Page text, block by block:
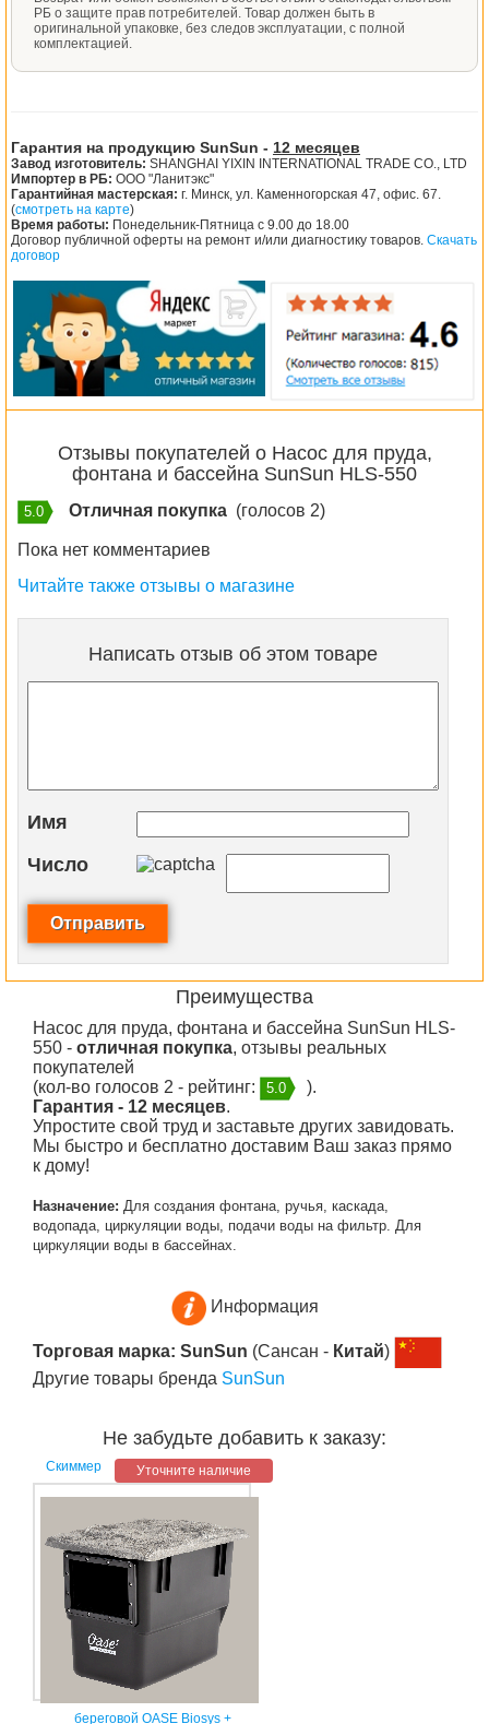
РБ о защите прав потребителей. Товар должен быть в
оригинальной упаковке, без следов эксплуатации, с полной
комплектацией.
Гарантия на продукцию SunSun - 12 месяцев
Завод изготовитель: SHANGHAI YIXIN INTERNATIONAL TRADE CO., LTD
Импортер в РБ: ООО "Ланитэкс"
Гарантийная мастерская: г. Минск, ул. Каменногорская 47, офис. 67.
(смотреть на карте)
Время работы: Понедельник-Пятница с 9.00 до 18.00
Договор публичной оферты на ремонт и/или диагностику товаров. Скачать
договор
Отзывы покупателей о Насос для пруда,
фонтана и бассейна SunSun HLS-550
5.0 Отличная покупка (голосов 2)
Пока нет комментариев
Читайте также отзывы о магазине
Написать отзыв об этом товаре
Имя
Число
Преимущества
Насос для пруда, фонтана и бассейна SunSun HLS-
550 - отличная покупка, отзывы реальных
покупателей
(кол-во голосов 2 - рейтинг:
5.0
).
Гарантия - 12 месяцев.
Упростите свой труд и заставьте других завидовать.
Мы быстро и бесплатно доставим Ваш заказ прямо
к дому!
Назначение: Для создания фонтана, ручья, каскада,
водопада, циркуляции воды, подачи воды на фильтр. Для
циркуляции воды в бассейнах.
Информация
Торговая марка: SunSun (Сансан - Китай)
Другие товары бренда SunSun
Не забудьте добавить к заказу:
Уточните наличие
Скиммер
береговой OASE Biosys +